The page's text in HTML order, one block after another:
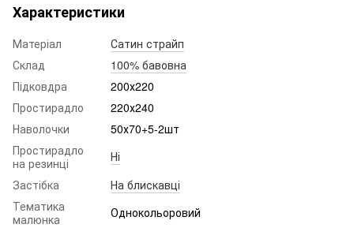
Характеристики
Матеріал
Сатин страйп
Склад
100% бавовна
Підковдра
200х220
Простирадло
220х240
Наволочки
50х70+5-2шт
Простирадло
на резинці
Ні
Застібка
На блискавці
Тематика
малюнка
Однокольоровий